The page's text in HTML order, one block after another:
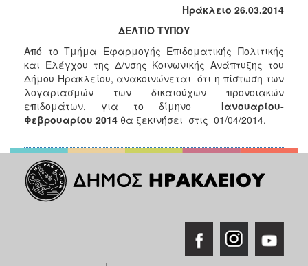
Φροντίδας
(Κ.Α.Π.Η.)
Κέντρα
Δημιουργικής
Απασχόλησης
Παιδιών
Κέντρα
Ημερήσιας
Φροντίδας
Ηλικιωμένων
Ηράκλειο 26.03.2014
ΔΕΛΤΙΟ ΤΥΠΟΥ
Από το Τμήμα Εφαρμογής Επιδοματικής Πολιτικής
και Ελέγχου της Δ/νσης Κοινωνικής Ανάπτυξης του
Δήμου Ηρακλείου, ανακοινώνεται ότι η πίστωση των
λογαριασμών των δικαιούχων προνοιακών
επιδομάτων, για το δίμηνο
Ιανουαρίου-
Φεβρουαρίου 2014 θα ξεκινήσει στις 01/04/2014.